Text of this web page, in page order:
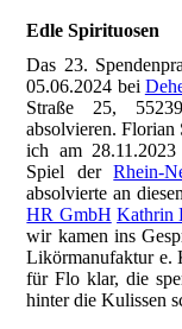
Edle Spirituosen
Das 23.
05.06.2024 bei
Straße 25,
absolvieren.
ich am
Spiel derRhein-
absolvierte an
HR GmbH Kathrin
wir kamen ins
Likörmanufaktur e.
für Flo klar, die
hinter die Kulissen